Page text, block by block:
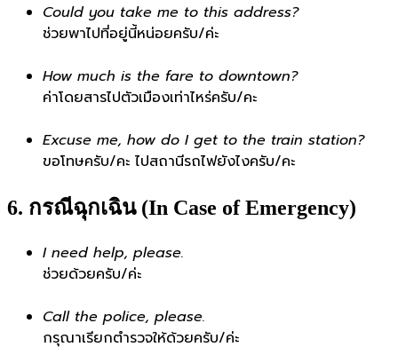
Could you take me to this address?
ช่วยพาไปที่อยู่นี้หน่อยครับ/ค่ะ
How much is the fare to downtown?
ค่าโดยสารไปตัวเมืองเท่าไหร่ครับ/คะ
Excuse me, how do I get to the train station?
ขอโทษครับ/คะ ไปสถานีรถไฟยังไงครับ/คะ
6. กรณีฉุกเฉิน (In Case of Emergency)
I need help, please.
ช่วยด้วยครับ/ค่ะ
Call the police, please.
กรุณาเรียกตำรวจให้ด้วยครับ/ค่ะ